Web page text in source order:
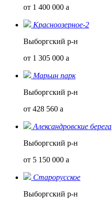
от 1 400 000 a
Красноозерное-2
Выборгский р-н
от 1 305 000 a
Марьин парк
Выборгский р-н
от 428 560 a
Александровские берега
Выборгский р-н
от 5 150 000 a
Старорусское
Выборгский р-н